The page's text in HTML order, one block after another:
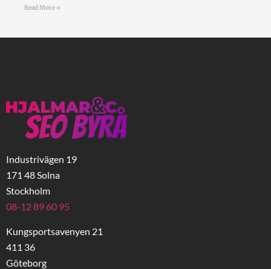
Read More »
Industrivägen 19
171 48 Solna
Stockholm
08-12 89 60 95
Kungsportsavenyen 21
411 36
Göteborg